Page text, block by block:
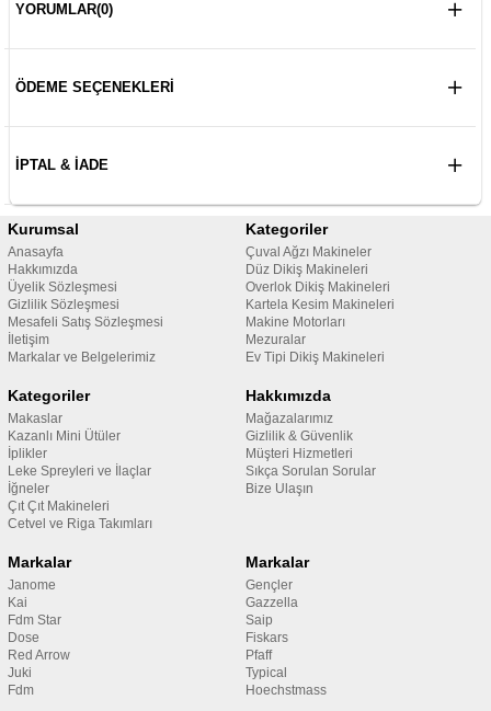
YORUMLAR(0)
ÖDEME SEÇENEKLERI
İPTAL & İADE
Kurumsal
Anasayfa
Hakkımızda
Üyelik Sözleşmesi
Gizlilik Sözleşmesi
Mesafeli Satış Sözleşmesi
İletişim
Markalar ve Belgelerimiz
Kategoriler
Çuval Ağzı Makineler
Düz Dikiş Makineleri
Overlok Dikiş Makineleri
Kartela Kesim Makineleri
Makine Motorları
Mezuralar
Ev Tipi Dikiş Makineleri
Kategoriler
Makaslar
Kazanlı Mini Ütüler
İplikler
Leke Spreyleri ve İlaçlar
İğneler
Çıt Çıt Makineleri
Cetvel ve Riga Takımları
Hakkımızda
Mağazalarımız
Gizlilik & Güvenlik
Müşteri Hizmetleri
Sıkça Sorulan Sorular
Bize Ulaşın
Markalar
Janome
Kai
Fdm Star
Dose
Red Arrow
Juki
Fdm
Markalar
Gençler
Gazzella
Saip
Fiskars
Pfaff
Typical
Hoechstmass